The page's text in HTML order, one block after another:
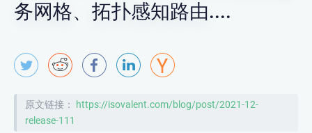
务网格、拓扑感知路由....
原文链接：
https://isovalent.com/blog/post/2021-12-
release-111